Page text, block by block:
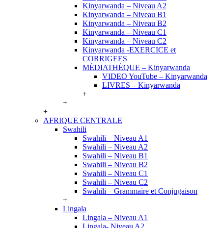
Kinyarwanda – Niveau A2
Kinyarwanda – Niveau B1
Kinyarwanda – Niveau B2
Kinyarwanda – Niveau C1
Kinyarwanda – Niveau C2
Kinyarwanda -EXERCICE et
CORRIGEES
MÉDIATHÈQUE – Kinyarwanda
VIDEO YouTube – Kinyarwanda
LIVRES – Kinyarwanda
+
+
+
AFRIQUE CENTRALE
Swahili
Swahili – Niveau A1
Swahili – Niveau A2
Swahili – Niveau B1
Swahili – Niveau B2
Swahili – Niveau C1
Swahili – Niveau C2
Swahili – Grammaire et Conjugaison
+
Lingala
Lingala – Niveau A1
Lingala- Niveau A2